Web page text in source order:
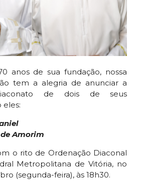
anos de sua fundação, nossa
tem a alegria de anunciar a
de dois de seus
eles:
Amorim
o rito de Ordenação Diaconal
Metropolitana de Vitória, no
(segunda-feira), às 18h30.